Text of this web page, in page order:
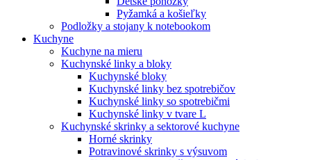
Pyžamká a košieľky
Podložky a stojany k notebookom
Kuchyne
Kuchyne na mieru
Kuchynské linky a bloky
Kuchynské bloky
Kuchynské linky bez spotrebičov
Kuchynské linky so spotrebičmi
Kuchynské linky v tvare L
Kuchynské skrinky a sektorové kuchyne
Horné skrinky
Potravinové skrinky s výsuvom